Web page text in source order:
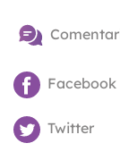
Facebook
Twitter